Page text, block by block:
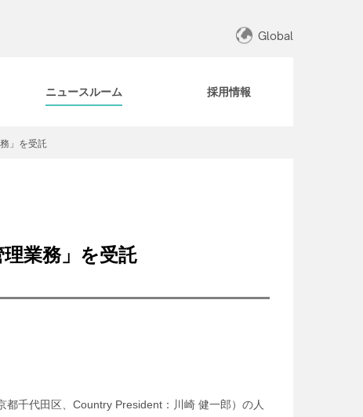
Global
ニュースルーム 採用情報
」を受託
業務」を受託
千代田区、Country President：川崎 健一郎）の人